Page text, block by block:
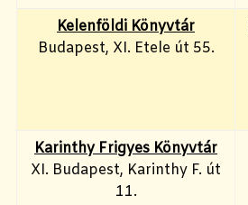
Kelenföldi Könyvtár
Budapest, XI. Etele út 55.
Karinthy Frigyes Könyvtár
XI. Budapest, Karinthy F. út
11.